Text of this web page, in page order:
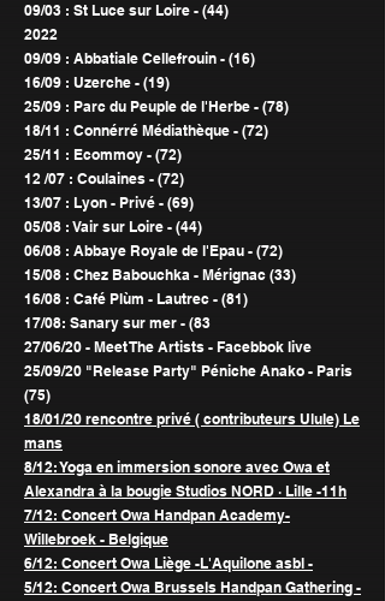
09/03 : St Luce sur Loire - (44)
2022
09/09 : Abbatiale Cellefrouin - (16)
16/09 : Uzerche - (19)
25/09 : Parc du Peuple de l'Herbe - (78)
18/11 : Connérré Médiathèque - (72)
25/11 : Ecommoy - (72)
12 /07 : Coulaines - (72)
13/07 : Lyon - Privé - (69)
05/08 : Vair sur Loire - (44)
06/08 : Abbaye Royale de l'Epau - (72)
15/08 : Chez Babouchka - Mérignac (33)
16/08 : Café Plùm - Lautrec - (81)
17/08: Sanary sur mer - (83
27/06/20 - Meet The Artists - Facebbok live
25/09/20 "Release Party" Péniche Anako - Paris
(75)
18/01/20 rencontre privé ( contributeurs Ulule) Le
mans
8/12: Yoga en immersion sonore avec Owa et
Alexandra à la bougie Studios NORD · Lille -11h
7/12: Concert Owa Handpan Academy-
Willebroek - Belgique
6/12: Concert Owa Liège -L'Aquilone asbl -
5/12: Concert Owa Brussels Handpan Gathering -